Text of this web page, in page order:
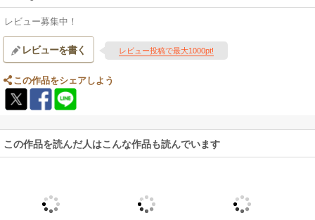
レビュー募集中！
レビューを書く レビュー投稿で最大1000pt!
この作品をシェアしよう
この作品を読んだ人はこんな作品も読んでいます